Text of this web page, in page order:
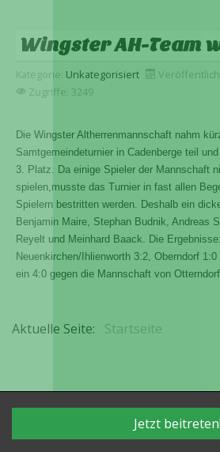
Wingster AH-Team
Kategorie: Unkategorisiert
Zugriffe: 3249
Die Wingster Altherrenmannschaft nahm
Samtgemeindeturnier in Cadenberge teil
3. Platz. Da einige Spieler der Mannschaft
spielen,musste das Turnier in fast allen
Spielern bestritten werden. Deshalb ein
Benjamin Maire, Stephan Budnik, Andreas
Reyelt und Meinhard Baack. Die
Neuenkirchen/Ihlienworth 3:2, Oberndorf
ein 4:0 gegen die Mannschaft von
Aktuelle Seite: Startseite
Jetzt beitreten!